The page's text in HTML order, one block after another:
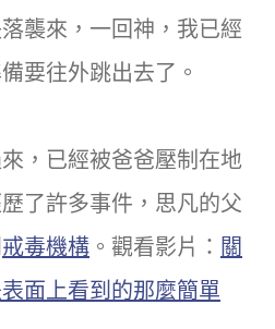
襲來，一回神，我已經
要往外跳出去了。
，已經被爸爸壓制在地
了許多事件，思凡的父
戒毒機構 。觀看影片： 關
面上看到的那麼簡單